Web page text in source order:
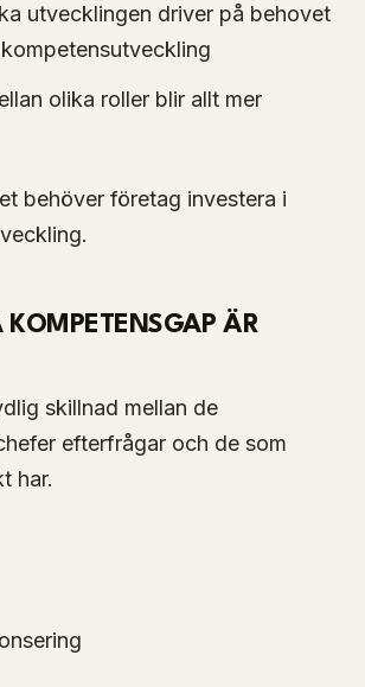
utvecklingen driver på behovet
olika roller blir allt mer
behöver företag investera i
KOMPETENSGAP ÄR
skillnad mellan de
efterfrågar och de som
har.